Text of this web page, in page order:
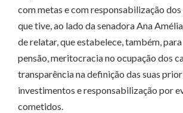
com metas e com responsabilização dos
que tive, ao lado da senadora Ana
de relatar, que estabelece, também,
pensão, meritocracia no ocupação dos
transparência na definição das suas
investimentos e responsabilização por
cometidos.